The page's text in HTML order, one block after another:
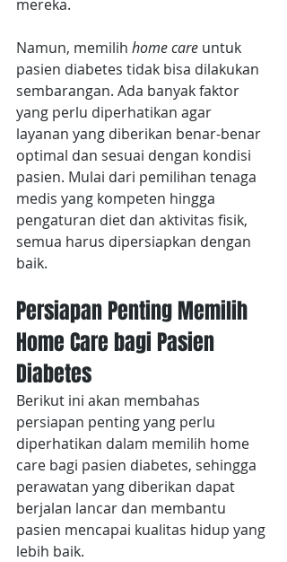
mereka.
Namun, memilih home care untuk
pasien diabetes tidak bisa dilakukan
sembarangan. Ada banyak faktor
yang perlu diperhatikan agar
layanan yang diberikan benar-benar
optimal dan sesuai dengan kondisi
pasien. Mulai dari pemilihan tenaga
medis yang kompeten hingga
pengaturan diet dan aktivitas fisik,
semua harus dipersiapkan dengan
baik.
Persiapan Penting Memilih
Home Care bagi Pasien
Diabetes
Berikut ini akan membahas
persiapan penting yang perlu
diperhatikan dalam memilih home
care bagi pasien diabetes, sehingga
perawatan yang diberikan dapat
berjalan lancar dan membantu
pasien mencapai kualitas hidup yang
lebih baik.